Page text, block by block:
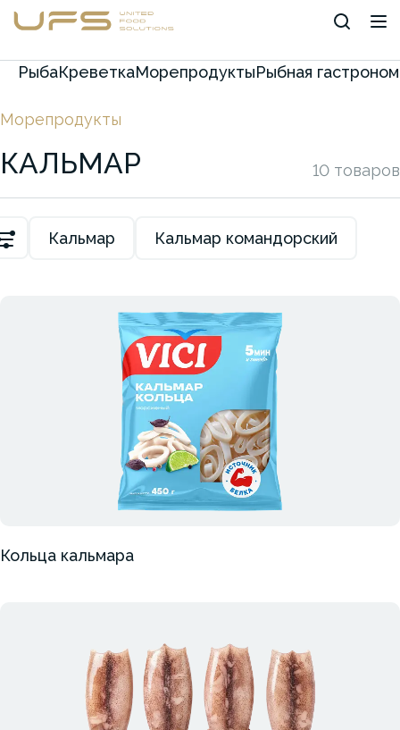
РыбаКреветкаМорепродуктыРыбная
Морепродукты
КАЛЬМАР 10 товаров
Кальмар Кальмар командорский
Кольца кальмара